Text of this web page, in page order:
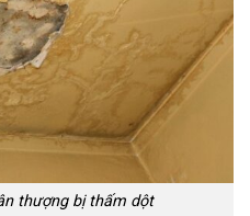
thượng bị thấm dột